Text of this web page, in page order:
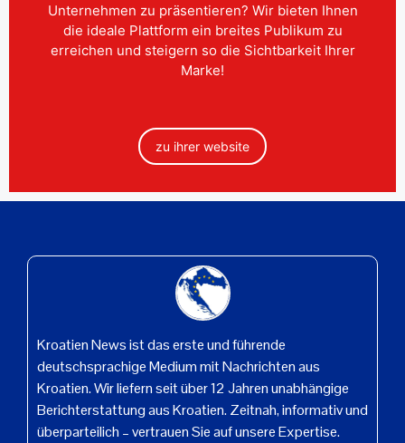
Unternehmen zu präsentieren? Wir bieten Ihnen
die ideale Plattform ein breites Publikum zu
erreichen und steigern so die Sichtbarkeit Ihrer
Marke!
zu ihrer website
Kroatien News ist das erste und führende
deutschsprachige Medium mit Nachrichten aus
Kroatien. Wir liefern seit über 12 Jahren unabhängige
Berichterstattung aus Kroatien. Zeitnah, informativ und
überparteilich – vertrauen Sie auf unsere Expertise.